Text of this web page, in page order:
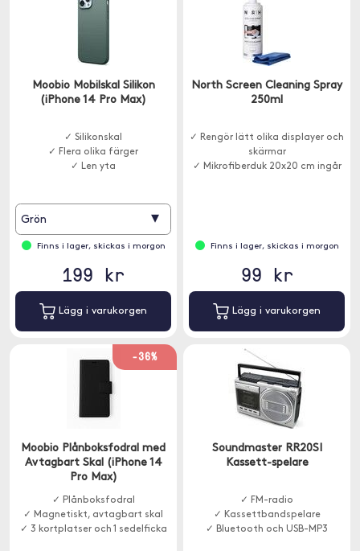
Moobio Mobilskal Silikon
(iPhone 14 Pro Max)
✓ Silikonskal
✓ Flera olika färger
✓ Len yta
Grön ▾
Finns i lager, skickas i morgon
199 kr
Lägg i varukorgen
North Screen Cleaning Spray
250ml
✓ Rengör lätt olika displayer och
skärmar
✓ Mikrofiberduk 20x20 cm ingår
Finns i lager, skickas i morgon
99 kr
Lägg i varukorgen
-36%
Moobio Plånboksfodral med
Avtagbart Skal (iPhone 14
Pro Max)
✓ Plånboksfodral
✓ Magnetiskt, avtagbart skal
✓ 3 kortplatser och 1 sedelficka
Soundmaster RR20SI
Kassett-spelare
✓ FM-radio
✓ Kassettbandspelare
✓ Bluetooth och USB-MP3